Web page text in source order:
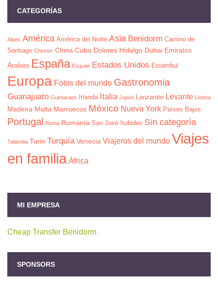
CATEGORÍAS
Alpes América América del Norte Asia Benidorm Camino de
Santiago Chester China Cuba Dolores Hidalgo Dubai Emiratos
Árabes España Esquiar Estados Unidos Estambul
Europa Fotos del mundo Gastronomia
Guanajuato Guimaraes Irlanda Italia Japón Lanzarote Levante Lisboa
Madeira Malta Marruecos México Nueva York Países Bajos
Portugal Roma Rumanía San José Itubides Sin categoría
Tailandia Turin Turquía Venecia Viajeros del mundo Viajes
en familia África
MI EMPRESA
Cheap Transfer Benidorm
SPONSORS